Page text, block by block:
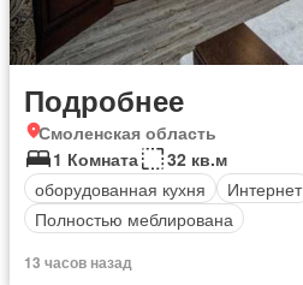
Подробнее
Смоленская область
1 Комната
32 кв.м
оборудованная кухня
Интернет
Полностью меблирована
13 часов назад